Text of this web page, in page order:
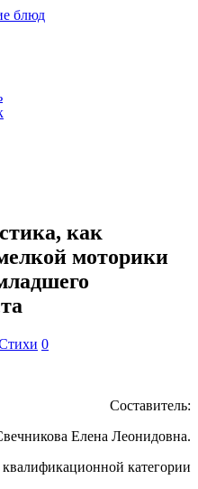
блюд
как
моторики
0
Составитель:
Елена Леонидовна.
категории